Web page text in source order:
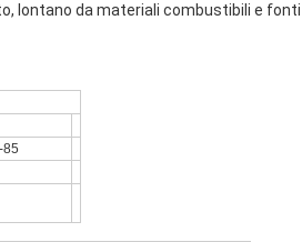
lontano da materiali combustibili e
85